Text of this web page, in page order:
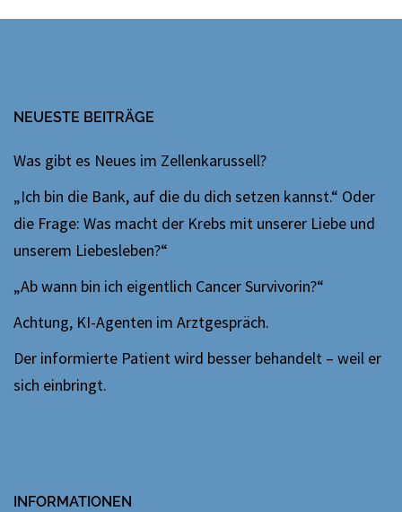
NEUESTE BEITRÄGE
Was gibt es Neues im Zellenkarussell?
„Ich bin die Bank, auf die du dich setzen kannst.“ Oder
die Frage: Was macht der Krebs mit unserer Liebe und
unserem Liebesleben?“
„Ab wann bin ich eigentlich Cancer Survivorin?“
Achtung, KI-Agenten im Arztgespräch.
Der informierte Patient wird besser behandelt – weil er
sich einbringt.
INFORMATIONEN